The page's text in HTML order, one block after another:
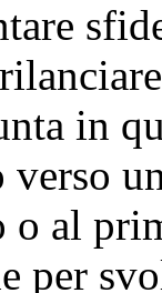
in
o al
per